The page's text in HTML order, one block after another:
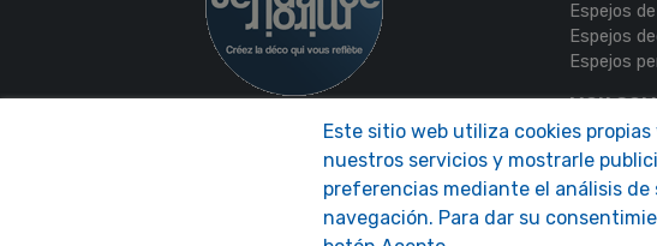
Espejos
Espejos
Espejos
MON
Mi Cuenta
Este sitio web utiliza cookies
nuestros servicios y mostrarle
preferencias mediante el análisis de
navegación. Para dar su